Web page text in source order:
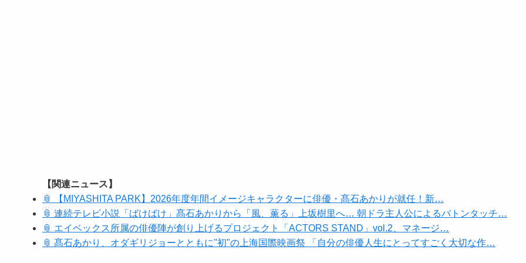
【関連ニュース】
📎 【MIYASHITA PARK】2026年度年間イメージキャラクターに俳優・髙石あかりが就任！新…
📎 連続テレビ小説「ばけばけ」髙石あかりから「風、薫る」上坂樹里へ… 朝ドラ主人公によるバトンタッチ…
📎 エイベックス所属の俳優陣が創り上げるプロジェクト「ACTORS STAND」vol.2、マネージ…
📎 髙石あかり、オダギリジョーとともに"初"の上海国際映画祭 「自分の俳優人生にとってすごく大切な作…